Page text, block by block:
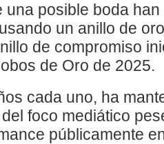
una posible boda
un anillo de
de compromiso
de Oro de 2025.
cada uno, ha
foco mediático
públicamente